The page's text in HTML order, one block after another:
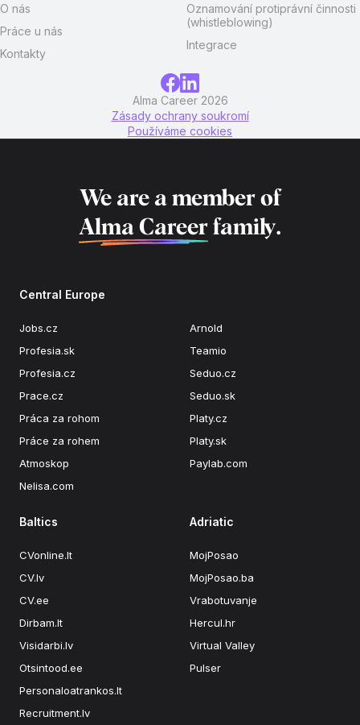
O nás
Práce u nás
Kontakty
Oznamování protiprávní činnosti
(whistleblowing)
Integrace
Alma Career 2026
Zásady ochrany soukromí
Používáme cookies
We are a member of
Alma Career family.
Central Europe
Jobs.cz
Profesia.sk
Profesia.cz
Prace.cz
Práca za rohom
Práce za rohem
Atmoskop
Nelisa.com
Arnold
Teamio
Seduo.cz
Seduo.sk
Platy.cz
Platy.sk
Paylab.com
Baltics
CVonline.lt
CV.lv
CV.ee
Dirbam.lt
Visidarbi.lv
Otsintood.ee
Personaloatrankos.lt
Recruitment.lv
Adriatic
MojPosao
MojPosao.ba
Vrabotuvanje
Hercul.hr
Virtual Valley
Pulser